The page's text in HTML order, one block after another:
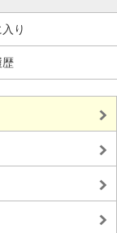
り
歴